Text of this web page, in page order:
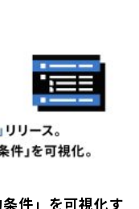
件」を可視化す